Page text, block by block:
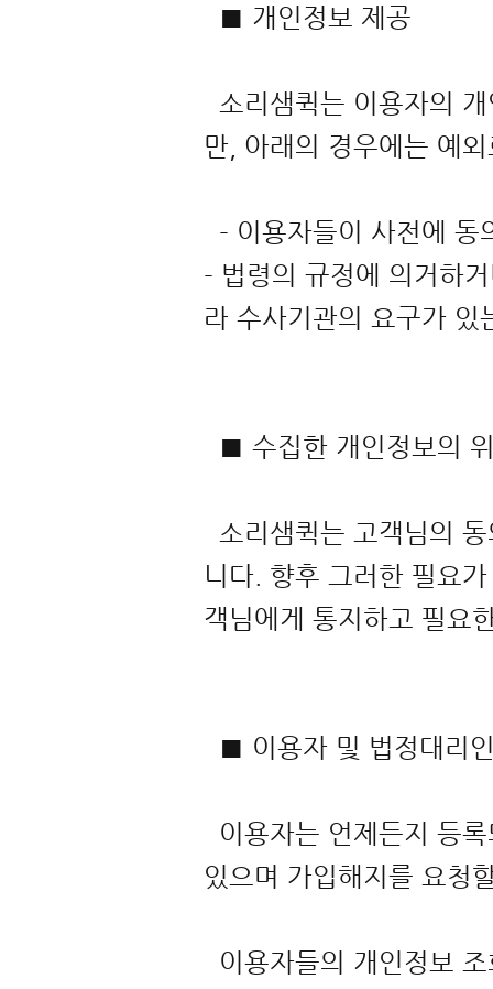
■ 개인정보 제공
소리샘퀵는 이용자의
만, 아래의 경우에는 예
- 이용자들이 사전에 동
- 법령의 규정에 의거하
라 수사기관의 요구가
■ 수집한 개인정보의
소리샘퀵는 고객님의
니다. 향후 그러한 필요
객님에게 통지하고 필
■ 이용자 및 법정대리
이용자는 언제든지 등
있으며 가입해지를 요
이용자들의 개인정보 조